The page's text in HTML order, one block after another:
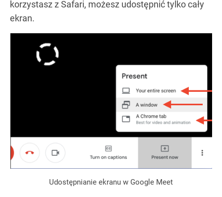
korzystasz z Safari, możesz udostępnić tylko cały
ekran.
Udostępnianie ekranu w Google Meet